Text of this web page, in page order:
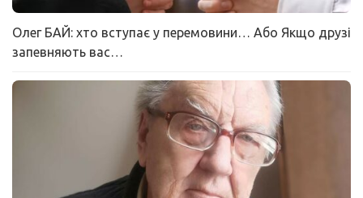
Олег БАЙ: хто вступає у перемовини… Або Якщо друзі
запевняють вас…